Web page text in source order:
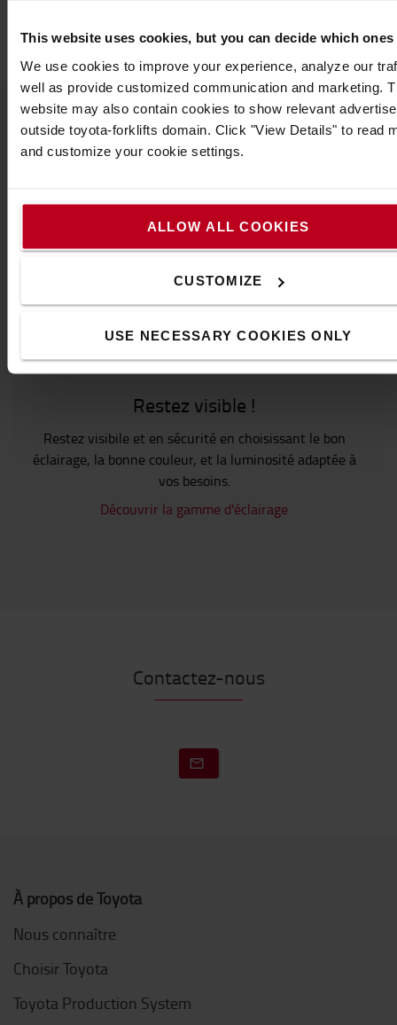
This website uses cookies, but you can decide which ones
We use cookies to improve your experience, analyze our
well as provide customized communication and marketing.
website may also contain cookies to show relevant
outside toyota-forklifts domain. Click "View Details" to read
and customize your cookie settings.
ALLOW ALL COOKIES
CUSTOMIZE
USE NECESSARY COOKIES ONLY
Longueur:1,2 m
Populaire accessoires
VOIR TOUS NOS ACCESSOIRES
Restez visible !
Restez visibile et en sécurité en choisissant le bon
éclairage, la bonne couleur, et la luminosité adaptée à
vos besoins.
Découvrir la gamme d'éclairage
Contactez-nous
À propos de Toyota
Nous connaître
Choisir Toyota
Toyota Production System